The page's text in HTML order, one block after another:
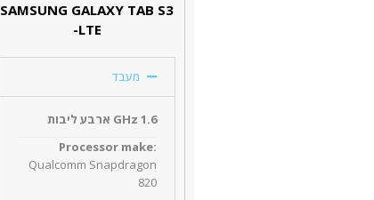
SAMSUNG GALAXY TAB S3
-LTE
מעבד
1.6 GHz ארבע ליבות
Processor make:
Qualcomm Snapdragon
820